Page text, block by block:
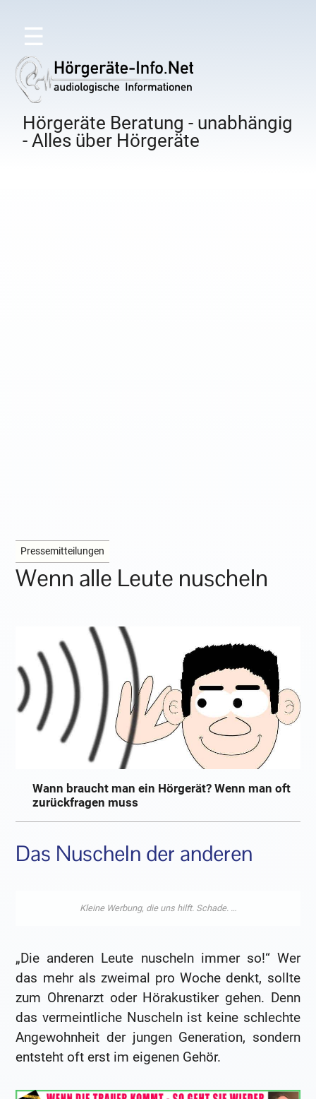
☰
Hörgeräte Beratung - unabhängig
- Alles über Hörgeräte
Pressemitteilungen
Wenn alle Leute nuscheln
Wann braucht man ein Hörgerät? Wenn man oft
zurückfragen muss
Das Nuscheln der anderen
„Die anderen Leute nuscheln immer so!“ Wer
das mehr als zweimal pro Woche denkt, sollte
zum Ohrenarzt oder Hörakustiker gehen. Denn
das vermeintliche Nuscheln ist keine schlechte
Angewohnheit der jungen Generation, sondern
entsteht oft erst im eigenen Gehör.